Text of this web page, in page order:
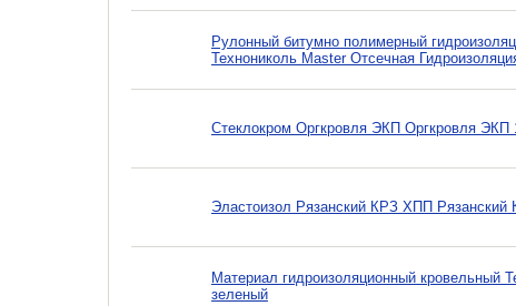
Рулонный битумно полимерный
Технониколь Master Отсечная
Стеклокром Оргкровля ЭКП Оргкровля ЭКП
Эластоизол Рязанский КРЗ ХПП
Материал гидроизоляционный кровельный
зеленый